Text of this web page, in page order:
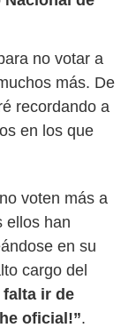
no votar a
más. De
recordando a
en los que
voten más a
ellos han
en su
cargo del
falta ir de
oficial!”.